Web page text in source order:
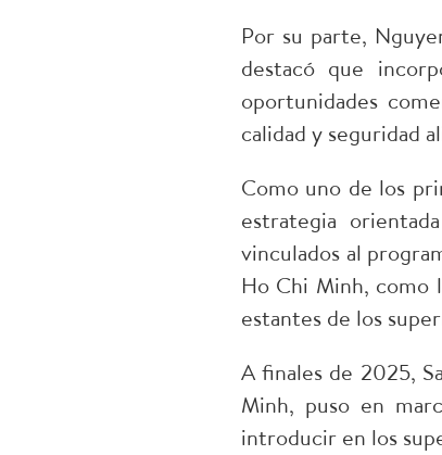
Por su parte,
destacó que
oportunidades
calidad y seguridad
Como uno de los
estrategia
vinculados al
Ho Chi Minh, como
estantes de los
A finales de 2025,
Minh, puso en
introducir en los